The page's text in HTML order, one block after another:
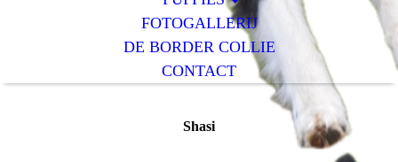
FOTOGALLERIJ
DE BORDER COLLIE
CONTACT
Shasi